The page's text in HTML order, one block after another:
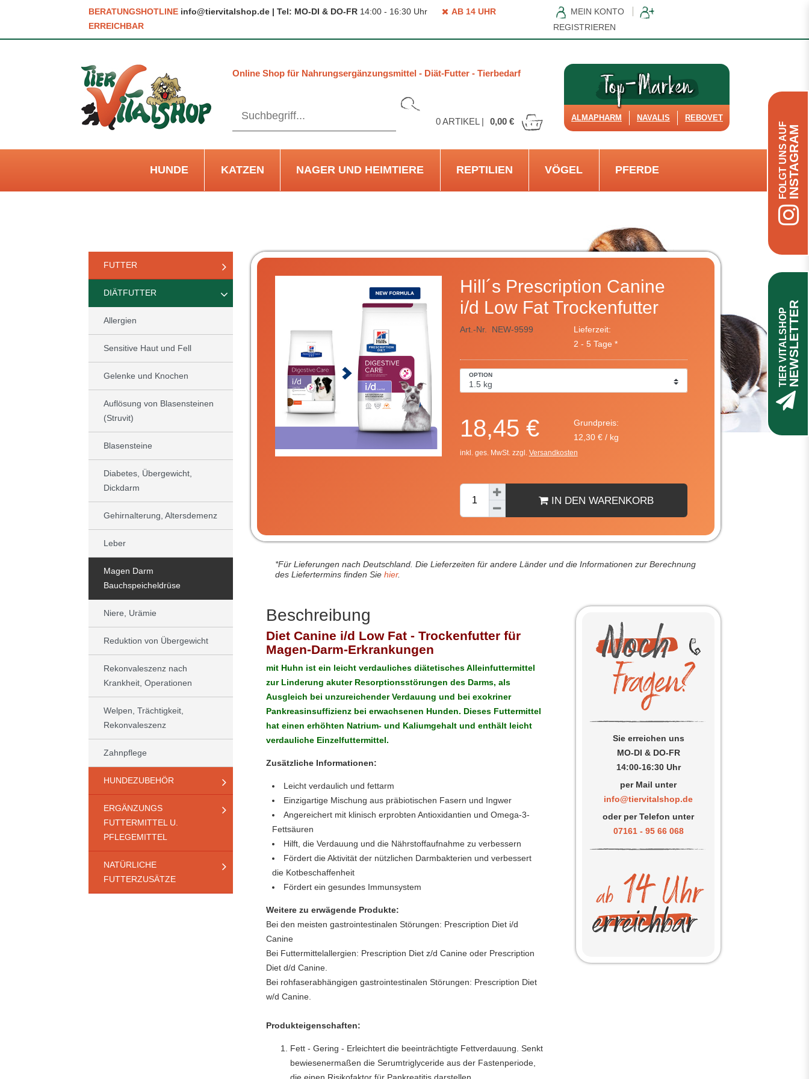
BERATUNGSHOTLINE info@tiervitalshop.de | Tel: MO-DI & DO-FR 14:00 - 16:30 Uhr
AB 14 UHR
ERREICHBAR
MEIN KONTO
REGISTRIEREN
Online Shop für Nahrungsergänzungsmittel - Diät-Futter - Tierbedarf
0ARTIKEL | 0,00 € ALMAPHARM NAVALIS REBOVET
HUNDE KATZEN NAGER UND HEIMTIERE REPTILIEN VÖGEL PFERDE
FUTTER
DIÄTFUTTER
Allergien
Sensitive Haut und Fell
Gelenke und Knochen
Auflösung von Blasensteinen
(Struvit)
Blasensteine
Diabetes, Übergewicht,
Dickdarm
Gehirnalterung, Altersdemenz
Leber
Magen Darm
Bauchspeicheldrüse
Niere, Urämie
Reduktion von Übergewicht
Rekonvaleszenz nach
Krankheit, Operationen
Welpen, Trächtigkeit,
Rekonvaleszenz
Zahnpflege
HUNDEZUBEHÖR
ERGÄNZUNGS
FUTTERMITTEL U.
PFLEGEMITTEL
NATÜRLICHE
FUTTERZUSÄTZE
Hill´s Prescription Canine
i/d Low Fat Trockenfutter
Art.-Nr. NEW-9599
Lieferzeit:
2 - 5 Tage *
OPTION
18,45 €
Grundpreis:
12,30 € / kg
inkl. ges. MwSt. zzgl. Versandkosten
IN DEN WARENKORB
*Für Lieferungen nach Deutschland. Die Lieferzeiten für andere Länder und die Informationen zur Berechnung
des Liefertermins finden Sie hier.
Sie erreichen uns
MO-DI & DO-FR
14:00-16:30 Uhr
per Mail unter
info@tiervitalshop.de
oder per Telefon unter
07161 - 95 66 068
Beschreibung
Diet Canine i/d Low Fat - Trockenfutter für
Magen-Darm-Erkrankungen
mit Huhn ist ein leicht verdauliches diätetisches Alleinfuttermittel
zur Linderung akuter Resorptionsstörungen des Darms, als
Ausgleich bei unzureichender Verdauung und bei exokriner
Pankreasinsuffizienz bei erwachsenen Hunden. Dieses Futtermittel
hat einen erhöhten Natrium- und Kaliumgehalt und enthält leicht
verdauliche Einzelfuttermittel.
Zusätzliche Informationen:
Leicht verdaulich und fettarm
Einzigartige Mischung aus präbiotischen Fasern und Ingwer
Angereichert mit klinisch erprobten Antioxidantien und Omega-3-
Fettsäuren
Hilft, die Verdauung und die Nährstoffaufnahme zu verbessern
Fördert die Aktivität der nützlichen Darmbakterien und verbessert
die Kotbeschaffenheit
Fördert ein gesundes Immunsystem
Weitere zu erwägende Produkte:
Bei den meisten gastrointestinalen Störungen: Prescription Diet i/d
Canine
Bei Futtermittelallergien: Prescription Diet z/d Canine oder Prescription
Diet d/d Canine.
Bei rohfaserabhängigen gastrointestinalen Störungen: Prescription Diet
w/d Canine.
Produkteigenschaften:
Fett - Gering - Erleichtert die beeinträchtigte Fettverdauung. Senkt
bewiesenermaßen die Serumtriglyceride aus der Fastenperiode,
FOLGT UNS AUFINSTAGRAM
TIER VITALSHOPNEWSLETTER